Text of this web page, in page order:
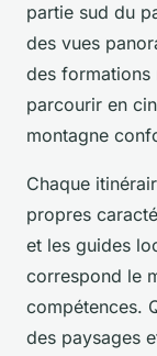
partie sud du
des vues
des formations
parcourir en
montagne
Chaque
propres
et les guides
correspond le
compétences.
des paysages